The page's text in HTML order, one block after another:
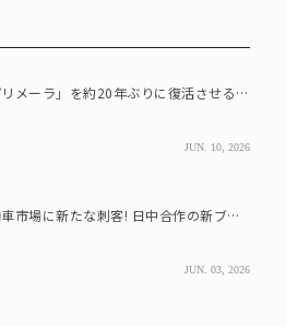
日産が「プリメーラ」を約20年ぶりに復活させる狙いとは
JUN. 10, 2026
日本の自動車市場に新たな刺客! 日中合作の新ブランド「EMTA」が脅威な理由
JUN. 03, 2026